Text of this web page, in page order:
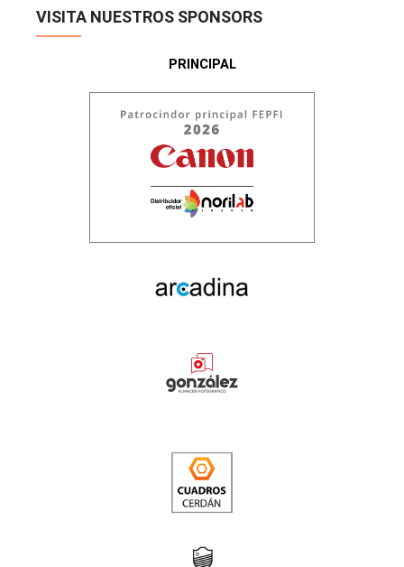
VISITA NUESTROS SPONSORS
PRINCIPAL